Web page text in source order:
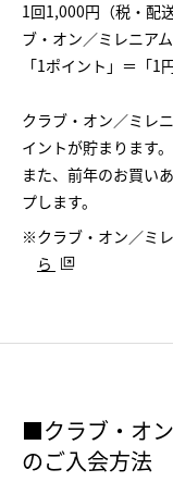
1回1,000円（税・配
ブ・オン／ミレニア
「1ポイント」＝「1
クラブ・オン／ミレ
イントが貯まります。
また、前年のお買い
プします。
※クラブ・オン／ミ
ら
■クラブ・オ
のご入会方法